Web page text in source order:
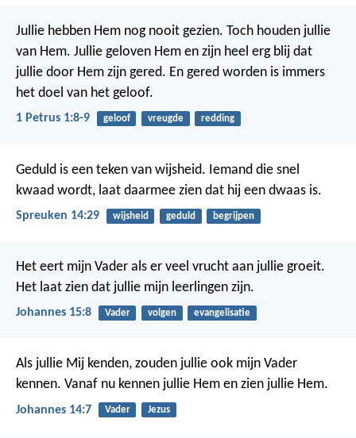
Jullie hebben Hem nog nooit gezien. Toch houden jullie
van Hem. Jullie geloven Hem en zijn heel erg blij dat
jullie door Hem zijn gered. En gered worden is immers
het doel van het geloof.
1 Petrus 1:8-9 geloof vreugde redding
Geduld is een teken van wijsheid. Iemand die snel
kwaad wordt, laat daarmee zien dat hij een dwaas is.
Spreuken 14:29 wijsheid geduld begrijpen
Het eert mijn Vader als er veel vrucht aan jullie groeit.
Het laat zien dat jullie mijn leerlingen zijn.
Johannes 15:8 Vader volgen evangelisatie
Als jullie Mij kenden, zouden jullie ook mijn Vader
kennen. Vanaf nu kennen jullie Hem en zien jullie Hem.
Johannes 14:7 Vader Jezus